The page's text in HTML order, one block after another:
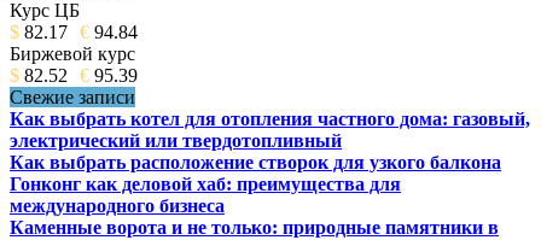
Курс ЦБ
$ 82.17 € 94.84
Биржевой курс
$ 82.52 € 95.39
Свежие записи
Как выбрать котел для отопления частного дома: газовый,
электрический или твердотопливный
Как выбрать расположение створок для узкого балкона
Гонконг как деловой хаб: преимущества для
международного бизнеса
Каменные ворота и не только: природные памятники в